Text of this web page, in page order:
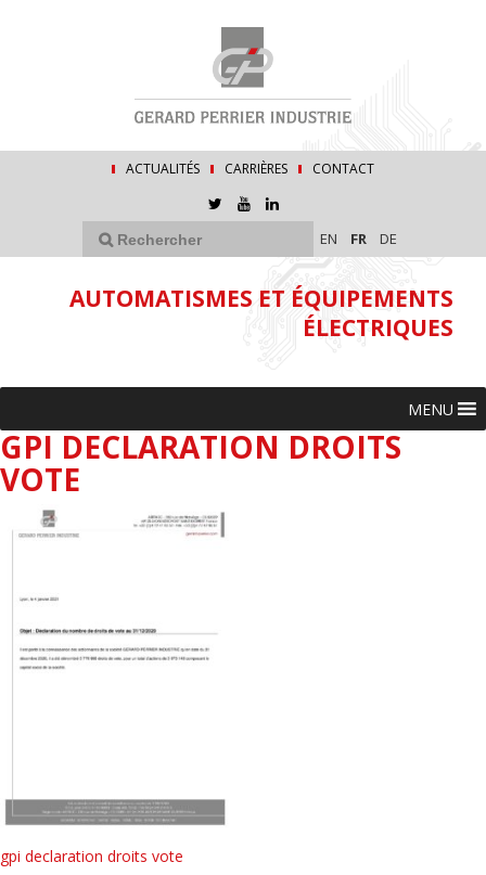
ACTUALITÉS CARRIÈRES CONTACT
EN FR DE
AUTOMATISMES ET ÉQUIPEMENTS
ÉLECTRIQUES
MENU
GPI DECLARATION DROITS
VOTE
gpi declaration droits vote